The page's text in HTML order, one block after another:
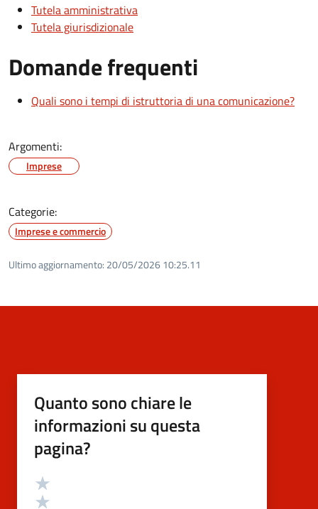
Tutela amministrativa
Tutela giurisdizionale
Domande frequenti
Quali sono i tempi di istruttoria di una comunicazione?
Argomenti:
Imprese
Categorie:
Imprese e commercio
Ultimo aggiornamento: 20/05/2026 10:25.11
Quanto sono chiare le
informazioni su questa
pagina?
Valutazione